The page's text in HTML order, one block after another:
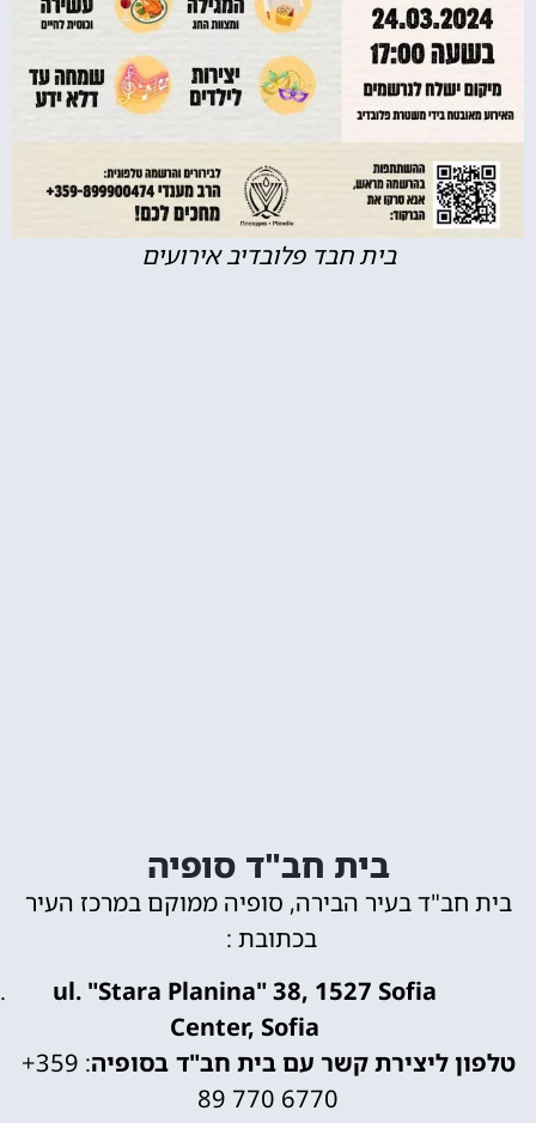
בית חבד פלובדיב אירועים
בית חב"ד סופיה
בעיר הבירה, סופיה ממוקם במרכז העיר
בכתובת :
ul. "Stara Planina" 38, 1527 Sofia
Center, Sofia
ליצירת קשר עם בית חב"ד בסופיה:
+359
89 770 6770